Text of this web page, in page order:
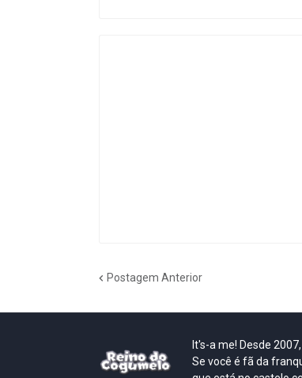
Postagem Anterior
It's-a me! Desde
Se você é fã da